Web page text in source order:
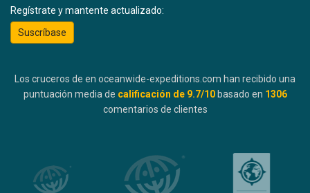
Regístrate y mantente actualizado:
Suscríbase
Los cruceros de en oceanwide-expeditions.com han recibido una
puntuación media de calificación de 9.7/10 basado en 1306
comentarios de clientes